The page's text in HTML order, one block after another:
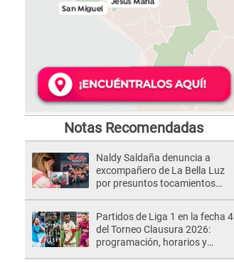
Notas Recomendadas
Naldy Saldaña denuncia a
excompañero de La Bella Luz
por presuntos tocamientos
Partidos de Liga 1 en la fecha 4
del Torneo Clausura 2026:
programación, horarios y